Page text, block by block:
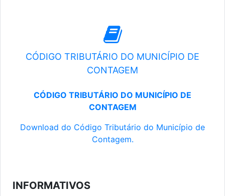
CÓDIGO TRIBUTÁRIO DO MUNICÍPIO DE
CONTAGEM
CÓDIGO TRIBUTÁRIO DO MUNICÍPIO DE
CONTAGEM
Download do Código Tributário do Município de
Contagem.
INFORMATIVOS